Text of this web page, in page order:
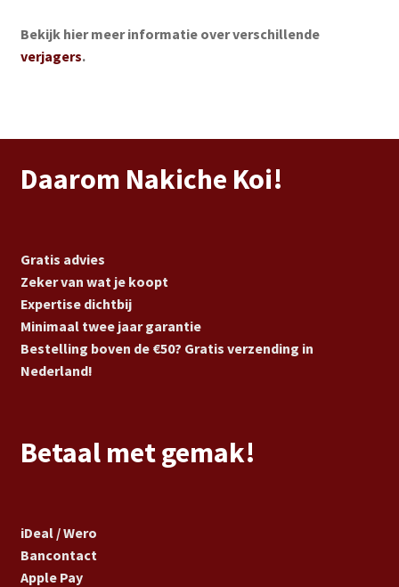
Bekijk hier meer informatie over verschillende
verjagers.
Daarom Nakiche Koi!
Gratis advies
Zeker van wat je koopt
Expertise dichtbij
Minimaal twee jaar garantie
Bestelling boven de €50? Gratis verzending in
Nederland!
Betaal met gemak!
iDeal / Wero
Bancontact
Apple Pay